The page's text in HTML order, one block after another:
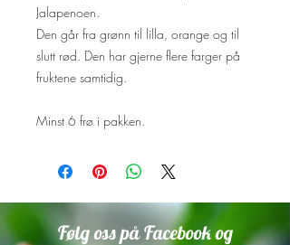
Jalapenoen.
Den går fra grønn til lilla, orange og til
slutt rød. Den har gjerne flere farger på
fruktene samtidig.
Minst 6 frø i pakken.
Følg oss på Facebook og